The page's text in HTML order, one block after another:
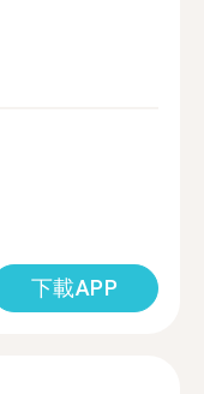
下載APP